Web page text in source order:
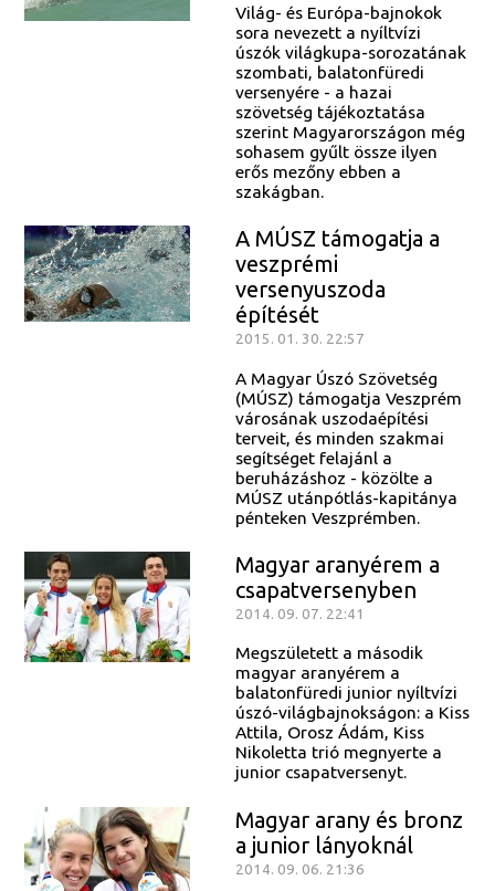
Világ- és Európa-bajnokok
sora nevezett a nyíltvízi
úszók világkupa-sorozatának
szombati, balatonfüredi
versenyére - a hazai
szövetség tájékoztatása
szerint Magyarországon még
sohasem gyűlt össze ilyen
erős mezőny ebben a
szakágban.
A MÚSZ támogatja a
veszprémi
versenyuszoda
építését
2015. 01. 30. 22:57
A Magyar Úszó Szövetség
(MÚSZ) támogatja Veszprém
városának uszodaépítési
terveit, és minden szakmai
segítséget felajánl a
beruházáshoz - közölte a
MÚSZ utánpótlás-kapitánya
pénteken Veszprémben.
Magyar aranyérem a
csapatversenyben
2014. 09. 07. 22:41
Megszületett a második
magyar aranyérem a
balatonfüredi junior nyíltvízi
úszó-világbajnokságon: a Kiss
Attila, Orosz Ádám, Kiss
Nikoletta trió megnyerte a
junior csapatversenyt.
Magyar arany és bronz
a junior lányoknál
2014. 09. 06. 21:36